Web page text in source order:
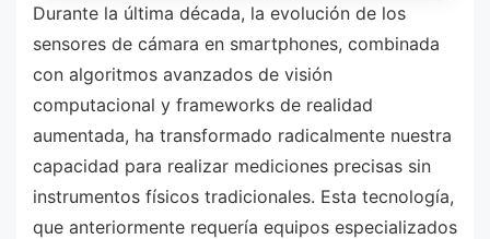
Durante la última década, la evolución de los
sensores de cámara en smartphones, combinada
con algoritmos avanzados de visión
computacional y frameworks de realidad
aumentada, ha transformado radicalmente nuestra
capacidad para realizar mediciones precisas sin
instrumentos físicos tradicionales. Esta tecnología,
que anteriormente requería equipos especializados